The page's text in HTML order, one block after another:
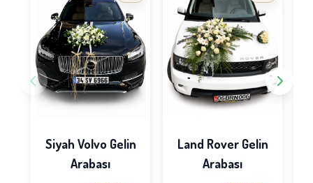
Siyah Volvo Gelin
Arabası
Land Rover Gelin
Arabası